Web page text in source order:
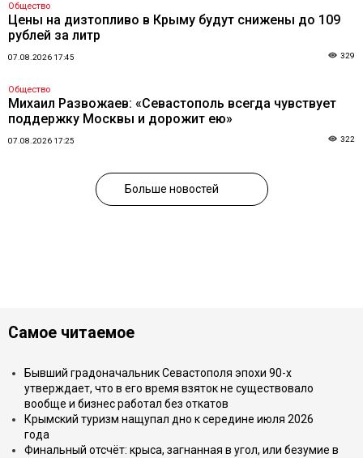
Общество
Цены на дизтопливо в Крыму будут снижены до 109
рублей за литр
07.08.2026 17:45 329
Общество
Михаил Развожаев: «Севастополь всегда чувствует
поддержку Москвы и дорожит ею»
07.08.2026 17:25 322
Больше новостей
Самое читаемое
Бывший градоначальник Севастополя эпохи 90-х
утверждает, что в его время взяток не существовало
вообще и бизнес работал без откатов
Крымский туризм нащупал дно к середине июля 2026
года
Финальный отсчёт: крыса, загнанная в угол, или безумие в